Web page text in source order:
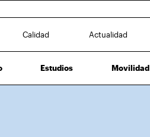
Calidad Actualidad
Estudios Movilidad